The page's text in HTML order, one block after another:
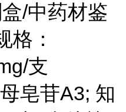
/中药材鉴
格：
支
皂苷A3; 知